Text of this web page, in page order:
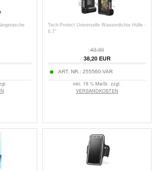
Tech-Protect Universelle Wasserdichte Hülle -
6.7"
43,30
38,20EUR
ART. NR.: 255560-VAR
inkl. 19 % MwSt. zzgl.
VERSANDKOSTEN